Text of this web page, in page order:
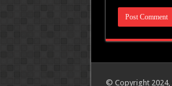
© Copyright 2024,